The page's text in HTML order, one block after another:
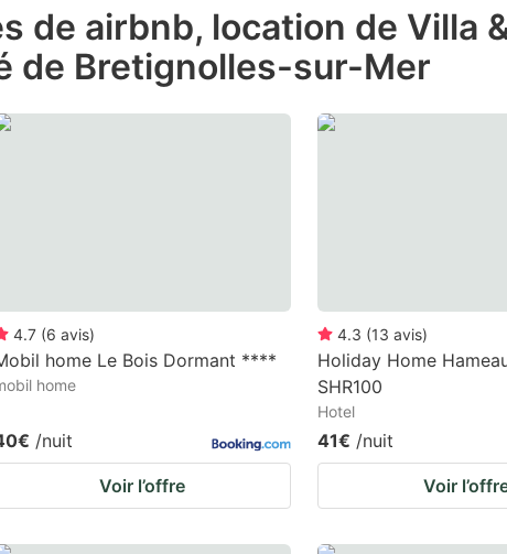
the
question
for
changing
dates.
de airbnb, location de Villa
de Bretignolles-sur-Mer
4.7 (6 avis)
home Le Bois Dormant ****
home
/nuit
Voir l’offre
4.3 (13 avis)
Holiday Home
SHR100
Hotel
41€ /nuit
Voir